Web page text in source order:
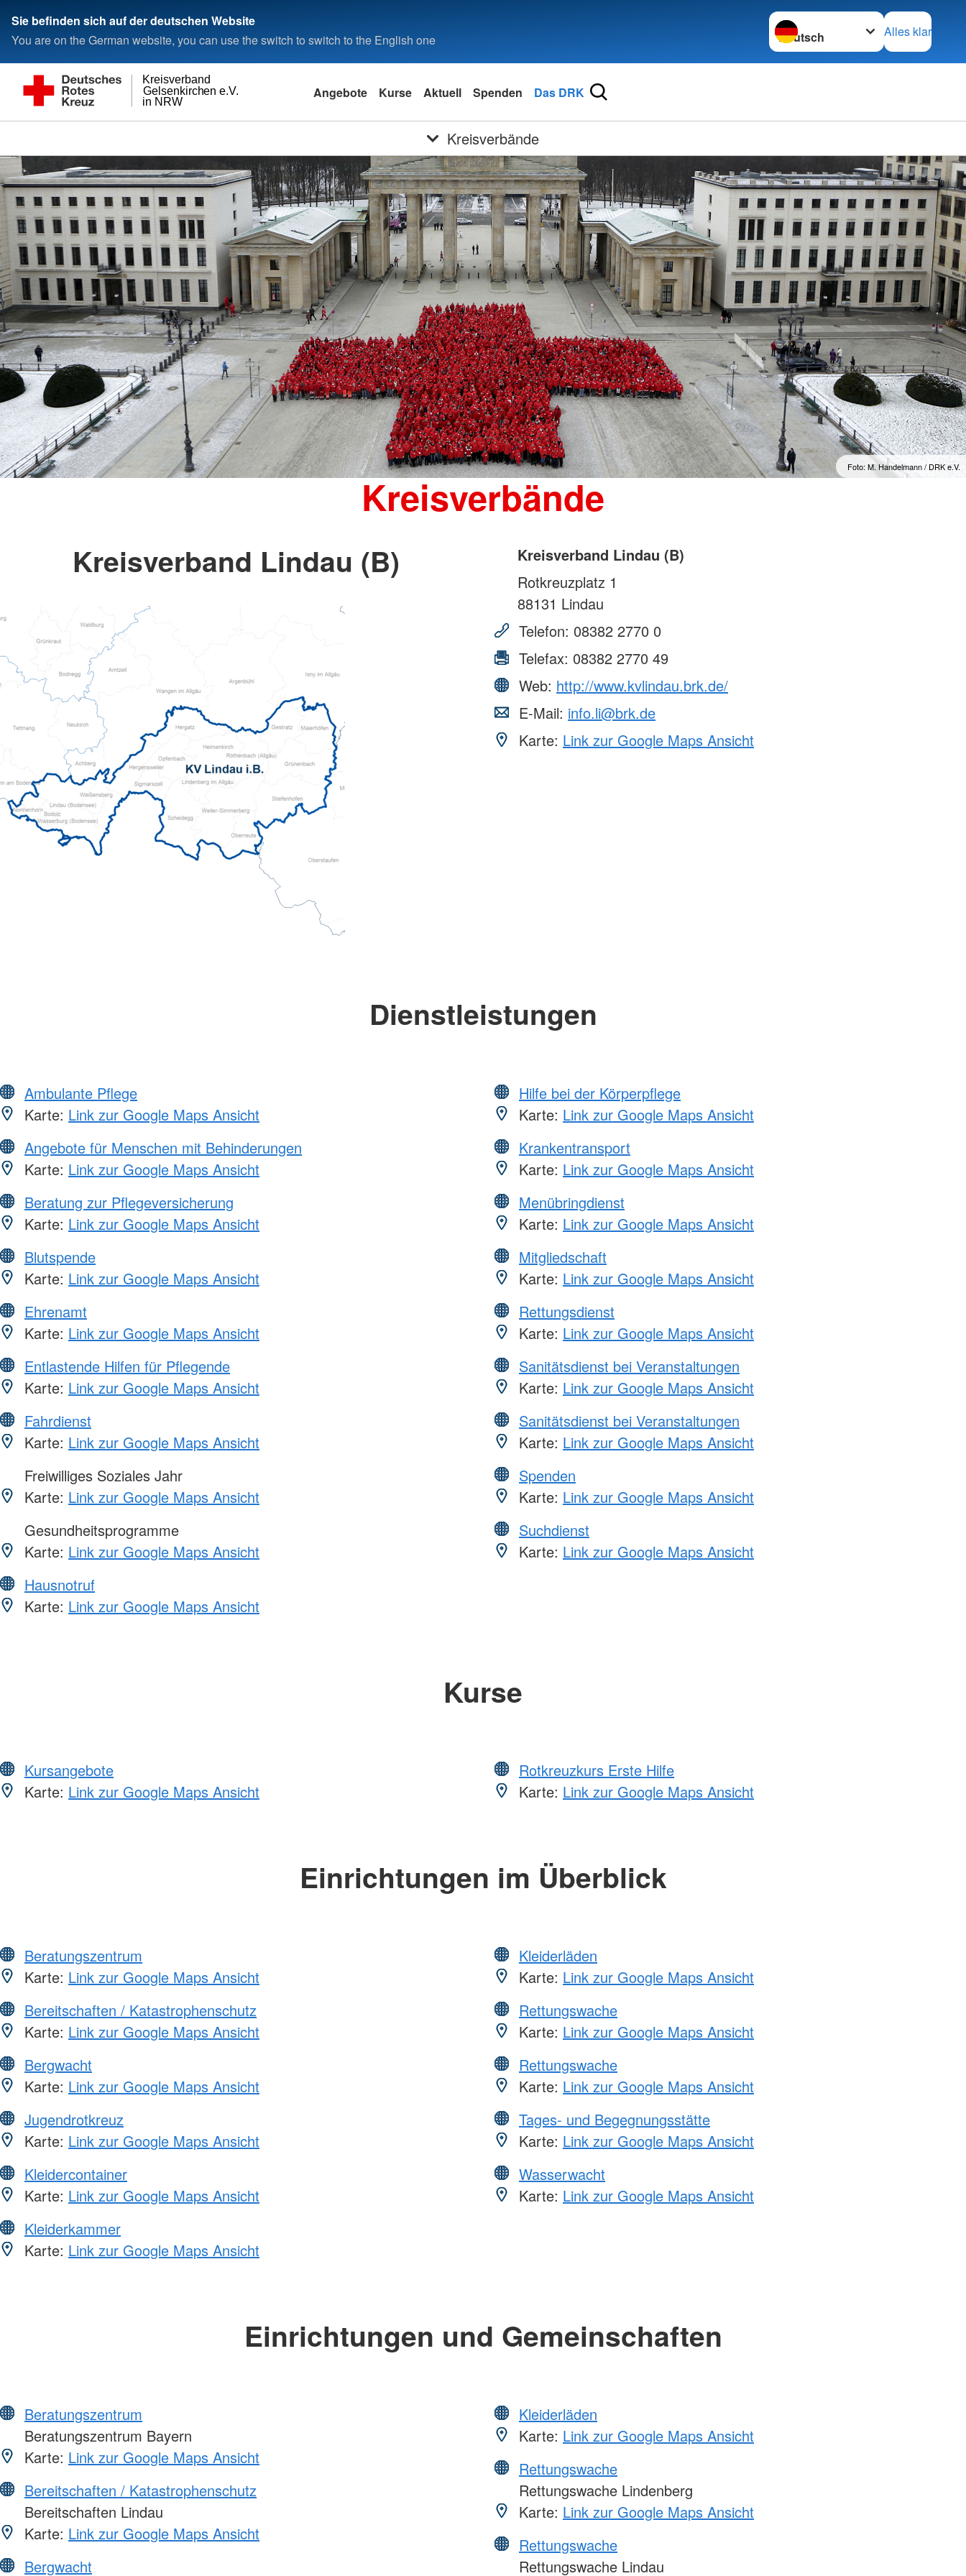
Sie befinden sich auf der deutschen Website
You are on the German website, you can use the switch to switch to the English one
Sprache wechseln zu
Alles klar
in NRW
Gelsenkirchen e.V.
Kreisverband
Angebote Kurse Aktuell Spenden Das DRK
Kreisverbände
Foto: M. Handelmann / DRK e.V.
Kreisverbände
Kreisverband Lindau (B)
Kreisverband Lindau (B)
Rotkreuzplatz 1
88131 Lindau
Telefon: 08382 2770 0
Telefax: 08382 2770 49
Web: http://www.kvlindau.brk.de/
E-Mail: info.li@brk.de
Karte: Link zur Google Maps Ansicht
Dienstleistungen
Ambulante Pflege
Karte: Link zur Google Maps Ansicht
Angebote für Menschen mit Behinderungen
Karte: Link zur Google Maps Ansicht
Beratung zur Pflegeversicherung
Karte: Link zur Google Maps Ansicht
Blutspende
Karte: Link zur Google Maps Ansicht
Ehrenamt
Karte: Link zur Google Maps Ansicht
Entlastende Hilfen für Pflegende
Karte: Link zur Google Maps Ansicht
Fahrdienst
Karte: Link zur Google Maps Ansicht
Freiwilliges Soziales Jahr
Karte: Link zur Google Maps Ansicht
Gesundheitsprogramme
Karte: Link zur Google Maps Ansicht
Hausnotruf
Karte: Link zur Google Maps Ansicht
Hilfe bei der Körperpflege
Karte: Link zur Google Maps Ansicht
Krankentransport
Karte: Link zur Google Maps Ansicht
Menübringdienst
Karte: Link zur Google Maps Ansicht
Mitgliedschaft
Karte: Link zur Google Maps Ansicht
Rettungsdienst
Karte: Link zur Google Maps Ansicht
Sanitätsdienst bei Veranstaltungen
Karte: Link zur Google Maps Ansicht
Sanitätsdienst bei Veranstaltungen
Karte: Link zur Google Maps Ansicht
Spenden
Karte: Link zur Google Maps Ansicht
Suchdienst
Karte: Link zur Google Maps Ansicht
Kurse
Kursangebote
Karte: Link zur Google Maps Ansicht
Rotkreuzkurs Erste Hilfe
Karte: Link zur Google Maps Ansicht
Einrichtungen im Überblick
Beratungszentrum
Karte: Link zur Google Maps Ansicht
Bereitschaften / Katastrophenschutz
Karte: Link zur Google Maps Ansicht
Bergwacht
Karte: Link zur Google Maps Ansicht
Jugendrotkreuz
Karte: Link zur Google Maps Ansicht
Kleidercontainer
Karte: Link zur Google Maps Ansicht
Kleiderkammer
Karte: Link zur Google Maps Ansicht
Kleiderläden
Karte: Link zur Google Maps Ansicht
Rettungswache
Karte: Link zur Google Maps Ansicht
Rettungswache
Karte: Link zur Google Maps Ansicht
Tages- und Begegnungsstätte
Karte: Link zur Google Maps Ansicht
Wasserwacht
Karte: Link zur Google Maps Ansicht
Einrichtungen und Gemeinschaften
Beratungszentrum
Beratungszentrum Bayern
Karte: Link zur Google Maps Ansicht
Bereitschaften / Katastrophenschutz
Bereitschaften Lindau
Karte: Link zur Google Maps Ansicht
Bergwacht
Kleiderläden
Karte: Link zur Google Maps Ansicht
Rettungswache
Rettungswache Lindenberg
Karte: Link zur Google Maps Ansicht
Rettungswache
Rettungswache Lindau